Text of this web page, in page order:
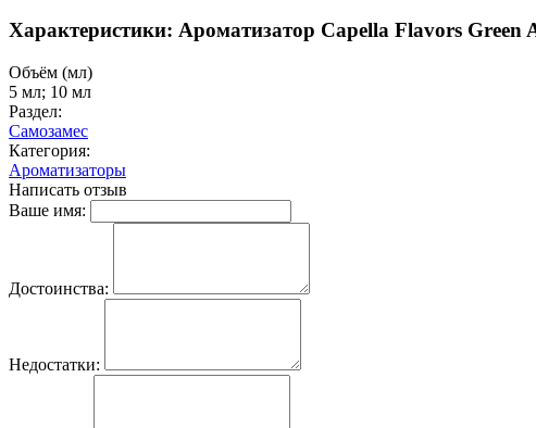
Характеристики: Ароматизатор Capella Flavors Green
Объём (мл)
5 мл; 10 мл
Раздел:
Самозамес
Категория:
Ароматизаторы
Написать отзыв
Ваше имя:
Достоинства:
Недостатки: